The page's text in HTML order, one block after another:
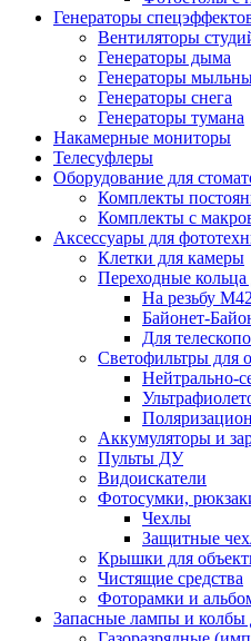
Генераторы
Вентиляторы
Генераторы дыма
Генераторы
Генераторы снега
Генераторы тумана
Накамерные мониторы
Телесуфлеры
Оборудование для
Комплекты
Комплекты с
Аксессуары для
Клетки для камеры
Переходные кольца
На резьбу
Байонет-
Для
Светофильтры для
Нейтрально-
Аккумуляторы и
Пульты ДУ
Видоискатели
Фотосумки,
Чехлы
Защитные
Крышки для
Чистящие средства
Фоторамки и
Запасные лампы и колбы